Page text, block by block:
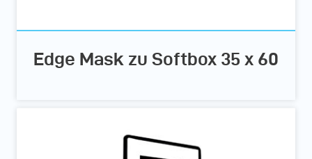
Edge Mask zu Softbox 35 x 60